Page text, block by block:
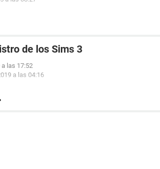
de los Sims 3
las 17:52
a las 04:16